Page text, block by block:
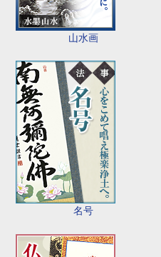
山水画
名号